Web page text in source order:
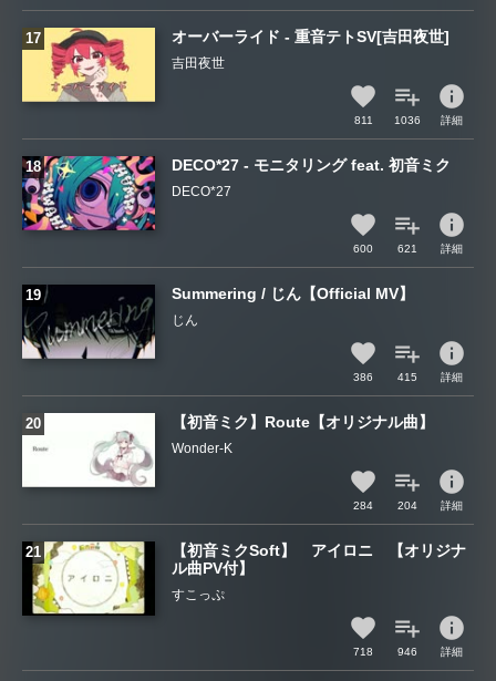
オーバーライド - 重音テトSV[吉田夜世]
吉田夜世
811 1036
info
詳細
DECO*27 - モニタリング feat. 初音ミク
DECO*27
600 621
info
詳細
Summering / じん【Official MV】
じん
386 415
info
詳細
【初音ミク】Route【オリジナル曲】
Wonder-K
284 204
info
詳細
【初音ミクSoft】 アイロニ 【オリジナ
ル曲PV付】
すこっぷ
718 946
info
詳細